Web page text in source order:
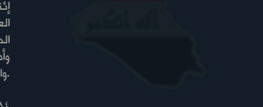
والسيادة والرفاه.